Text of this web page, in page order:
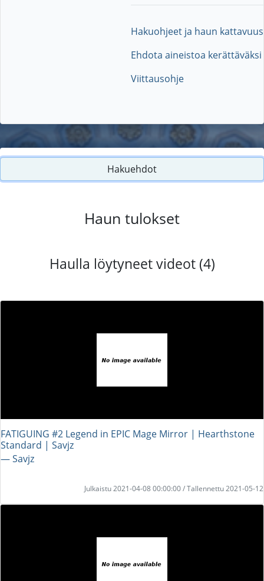
Hakuohjeet ja haun kattavuus
Ehdota aineistoa kerättäväksi
Viittausohje
Hakuehdot
Haun tulokset
Haulla löytyneet videot (4)
FATIGUING #2 Legend in EPIC Mage Mirror | Hearthstone
Standard | Savjz
― Savjz
Julkaistu 2021-04-08 00:00:00 / Tallennettu 2021-05-12